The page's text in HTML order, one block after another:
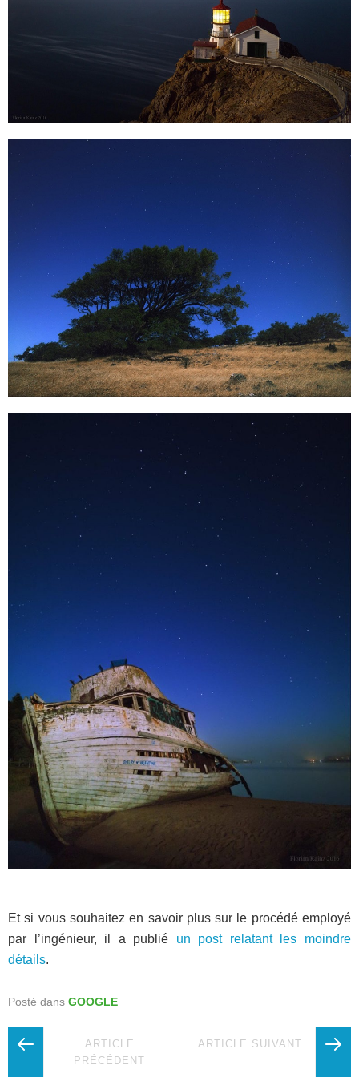
Et si vous souhaitez en savoir plus sur le procédé employé
par l’ingénieur, il a publié un post relatant les moindre
détails.
Posté dans GOOGLE
ARTICLE
PRÉCÉDENT
ARTICLE SUIVANT